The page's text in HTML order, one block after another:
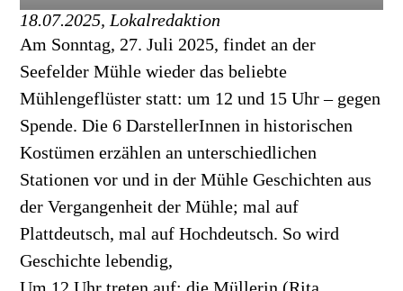
18.07.2025, Lokalredaktion
Am Sonntag, 27. Juli 2025, findet an der
Seefelder Mühle wieder das beliebte
Mühlengeflüster statt: um 12 und 15 Uhr – gegen
Spende. Die 6 DarstellerInnen in historischen
Kostümen erzählen an unterschiedlichen
Stationen vor und in der Mühle Geschichten aus
der Vergangenheit der Mühle; mal auf
Plattdeutsch, mal auf Hochdeutsch. So wird
Geschichte lebendig,